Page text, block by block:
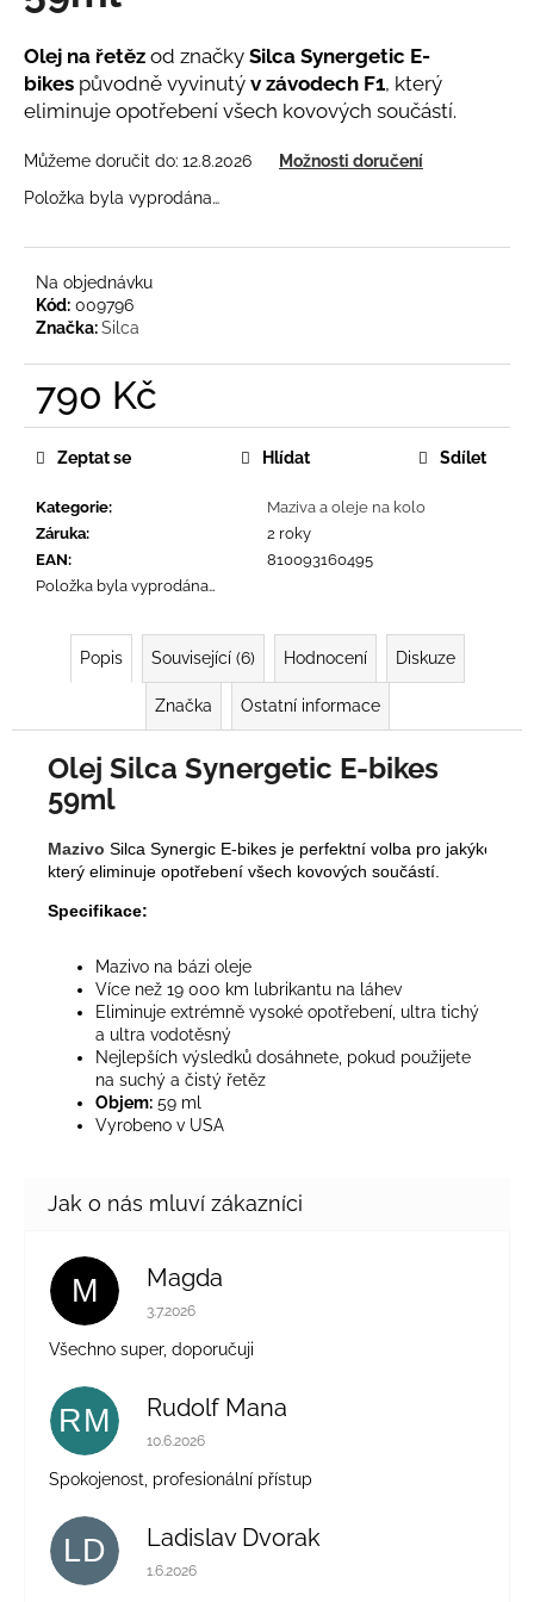
hvězdiček.
Olej na řetěz od značky Silca Synergetic E-
bikes původně vyvinutý v závodech F1, který
eliminuje opotřebení všech kovových součástí.
Můžeme doručit do: 12.8.2026
Možnosti doručení
Položka byla vyprodána…
Na objednávku
Kód: 009796
Značka:Silca
790 Kč
Měrná
cena:
Kategorie:
Maziva a oleje na kolo
Záruka:
2 roky
EAN:
810093160495
Položka byla vyprodána…
Zeptat se Hlídat Sdílet
Popis Související (6) Hodnocení Diskuze
Značka Ostatní informace
Olej Silca Synergetic E-bikes
59ml
Mazivo Silca Synergic E-bikes je perfektní volba pro jakýkoliv
který eliminuje opotřebení všech kovových součástí.
Specifikace:
Mazivo na bázi oleje
Více než 19 000 km lubrikantu na láhev
Eliminuje extrémně vysoké opotřebení, ultra tichý
a ultra vodotěsný
Nejlepších výsledků dosáhnete, pokud použijete
na suchý a čistý řetěz
Objem: 59 ml
Vyrobeno v USA
M Magda
Hodnocení obchodu je 5 z 5 hvězdiček.
3.7.2026
Všechno super, doporučuji
RM Rudolf Mana
Hodnocení obchodu je 5 z 5 hvězdiček.
10.6.2026
Spokojenost, profesionální přístup
LD Ladislav Dvorak
Hodnocení obchodu je 5 z 5 hvězdiček.
1.6.2026
j
í
t
?
D
p
o
u
č
u